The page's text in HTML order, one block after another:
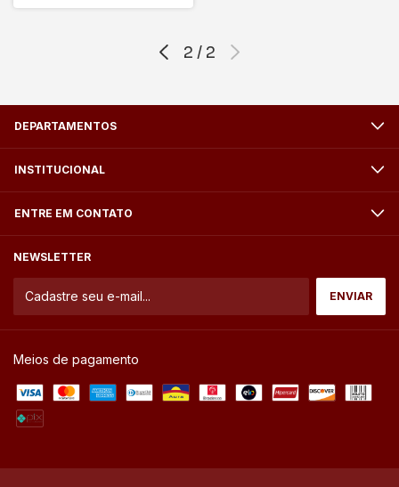
2 / 2
DEPARTAMENTOS
INSTITUCIONAL
ENTRE EM CONTATO
NEWSLETTER
Meios de pagamento